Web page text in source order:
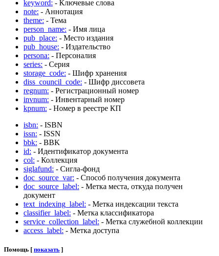
keyword: - Ключевые слова
note: - Аннотация
theme: - Тема
person_name: - Имя лица
pub_place: - Место издания
pub_house: - Издательство
persona: - Персоналия
series: - Серия
storage_code: - Шифр хранения
diss_council_code: - Шифр диссовета
regnum: - Регистрационный номер
invnum: - Инвентарный номер
kpnum: - Номер в реестре КП
isbn: - ISBN
issn: - ISSN
bbk: - BBK
id: - Идентификатор документа
col: - Коллекция
siglafund: - Сигла-фонд
doc_source_var: - Способ получения документа
doc_source_label: - Метка места, откуда получен
документ
text_indexing_label: - Метка индексации текста
classifier_label: - Метка классификатора
service_collection_label: - Метка служебной коллекции
access_label: - Метка доступа
Помощь [ показать ]